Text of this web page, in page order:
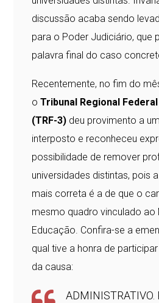
discussão acaba sendo
para o Poder Judiciário, que
palavra final do caso
Recentemente, no fim do
oTribunal Regional Federal
(TRF-3) deu provimento a
interposto e reconheceu
possibilidade de remover
universidades distintas, pois
mais correta é a de que o
mesmo quadro vinculado ao
Educação. Confira-se a
qual tive a honra de
da causa:
ADMINISTRATIVO.